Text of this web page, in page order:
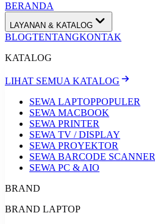
BERANDA
LAYANAN & KATALOG
BLOGTENTANGKONTAK
KATALOG
LIHAT SEMUA KATALOG
SEWA LAPTOPPOPULER
SEWA MACBOOK
SEWA PRINTER
SEWA TV / DISPLAY
SEWA PROYEKTOR
SEWA BARCODE SCANNER
SEWA PC & AIO
BRAND
BRAND LAPTOP